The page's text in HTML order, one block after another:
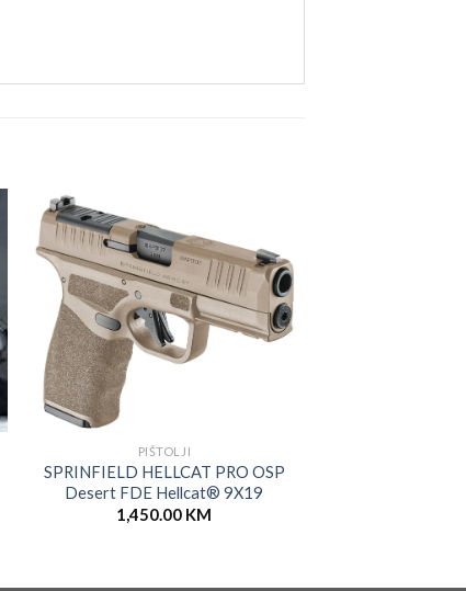
PIŠTOLJI
SPRINFIELD HELLCAT PRO OSP
Desert FDE Hellcat® 9X19
1,450.00 KM